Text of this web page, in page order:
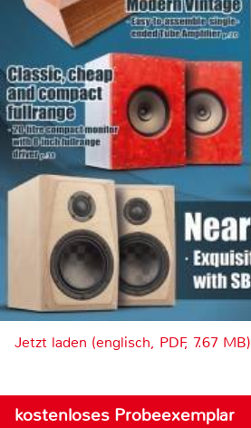
Jetzt laden (englisch, PDF, 7.67 MB)
kostenloses Probeexemplar